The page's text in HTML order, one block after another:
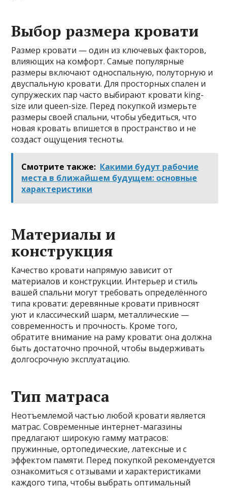
Выбор размера кровати
Размер кровати — один из ключевых факторов,
влияющих на комфорт. Самые популярные
размеры включают односпальную, полуторную и
двуспальную кровати. Для просторных спален и
супружеских пар часто выбирают кровати king-
size или queen-size. Перед покупкой измерьте
размеры своей спальни, чтобы убедиться, что
новая кровать впишется в пространство и не
создаст ощущения тесноты.
Смотрите также: Какими будут рабочие
места в ближайшем будущем: основные
характеристики
Материалы и
конструкция
Качество кровати напрямую зависит от
материалов и конструкции. Интерьер и стиль
вашей спальни могут требовать определённого
типа кровати: деревянные кровати привносят
уют и классический шарм, металлические —
современность и прочность. Кроме того,
обратите внимание на раму кровати: она должна
быть достаточно прочной, чтобы выдерживать
долгосрочную эксплуатацию.
Тип матраса
Неотъемлемой частью любой кровати является
матрас. Современные интернет-магазины
предлагают широкую гамму матрасов:
пружинные, ортопедические, латексные и с
эффектом памяти. Перед покупкой рекомендуется
ознакомиться с отзывами и характеристиками
каждого типа, чтобы выбрать оптимальный